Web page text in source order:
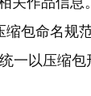
包命名规
一以压缩包